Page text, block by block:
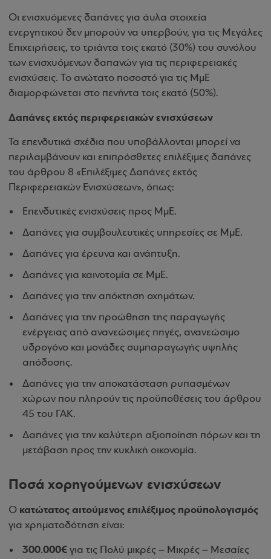
Οι ενισχυόμενες δαπάνες για άυλα στοιχεία
ενεργητικού δεν μπορούν να υπερβούν, για τις Μεγάλες
Επιχειρήσεις, το τριάντα τοις εκατό (30%) του συνόλου
των ενισχυόμενων δαπανών για τις περιφερειακές
ενισχύσεις. Το ανώτατο ποσοστό για τις ΜμΕ
διαμορφώνεται στο πενήντα τοις εκατό (50%).
Δαπάνες εκτός περιφερειακών ενισχύσεων
Τα επενδυτικά σχέδια που υποβάλλονται μπορεί να
περιλαμβάνουν και επιπρόσθετες επιλέξιμες δαπάνες
του άρθρου 8 «Επιλέξιμες Δαπάνες εκτός
Περιφερειακών Ενισχύσεων», όπως:
Επενδυτικές ενισχύσεις προς ΜμΕ.
Δαπάνες για συμβουλευτικές υπηρεσίες σε ΜμΕ.
Δαπάνες για έρευνα και ανάπτυξη.
Δαπάνες για καινοτομία σε ΜμΕ.
Δαπάνες για την απόκτηση οχημάτων.
Δαπάνες για την προώθηση της παραγωγής
ενέργειας από ανανεώσιμες πηγές, ανανεώσιμο
υδρογόνο και μονάδες συμπαραγωγής υψηλής
απόδοσης.
Δαπάνες για την αποκατάσταση ρυπασμένων
χώρων που πληρούν τις προϋποθέσεις του άρθρου
45 του ΓΑΚ.
Δαπάνες για την καλύτερη αξιοποίηση πόρων και τη
μετάβαση προς την κυκλική οικονομία.
Ποσά χορηγούμενων ενισχύσεων
Ο κατώτατος αιτούμενος επιλέξιμος προϋπολογισμός
για χρηματοδότηση είναι:
300.000€ για τις Πολύ μικρές – Μικρές – Μεσαίες